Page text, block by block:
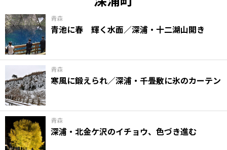
青森
青池に春 輝く水面／深浦・十二湖山開き
青森
寒風に鍛えられ／深浦・千畳敷に氷のカーテン
青森
深浦・北金ケ沢のイチョウ、色づき進む